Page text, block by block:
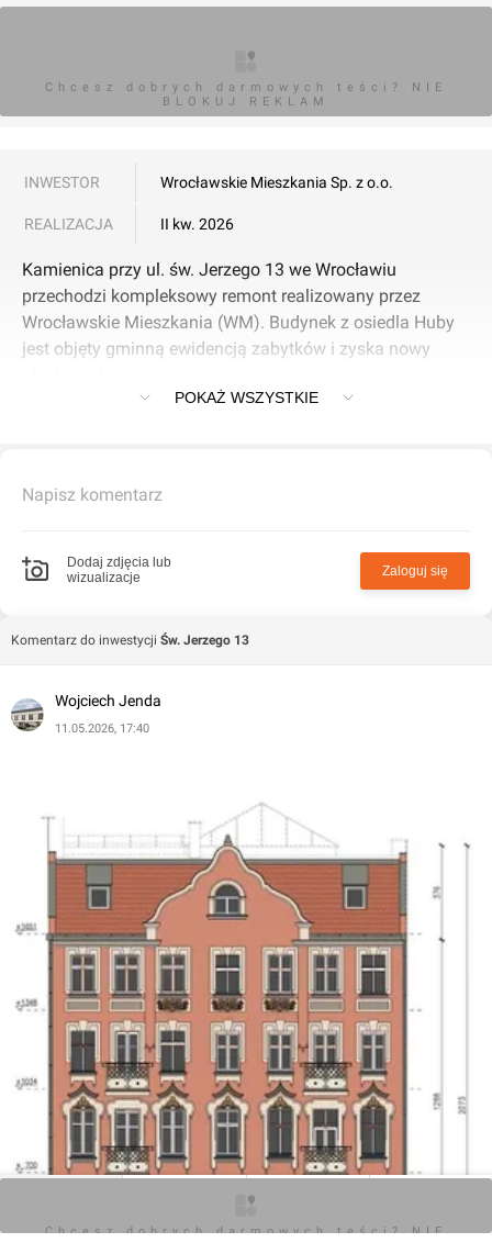
Chcesz dobrych darmowych teści? NIE
BLOKUJ REKLAM
INWESTOR Wrocławskie Mieszkania Sp. z o.o.
REALIZACJA II kw. 2026
Kamienica przy ul. św. Jerzego 13 we Wrocławiu
przechodzi kompleksowy remont realizowany przez
Wrocławskie Mieszkania (WM). Budynek z osiedla Huby
jest objęty gminną ewidencją zabytków i zyska nowy
boczną, wymianę stolarki okiennej i drzwiowej, renowację
roboty to remont piwnic, ścian fundamentowych, stropów
i uporządkowanie terenu wokół budynku.
Szczegóły inwestycji
Koszt prac wynosi 2,037 mln zł, z planowanym
zakończeniem w połowie czerwca 2026 r. (termin robót: 7
Znaczenie projektu
Inwestycja przywraca historyczny wygląd XIX-wiecznej
zabudowy, poprawiając estetykę Przedmieścia
Oławskiego i komfort mieszkańców. Prace obejmują
POKAŻ WSZYSTKIE
Napisz komentarz
Dodaj zdjęcia lub
wizualizacje
Zaloguj się
Komentarz do inwestycji Św. Jerzego 13
Wojciech Jenda
11.05.2026, 17:40
Chcesz dobrych darmowych teści? NIE